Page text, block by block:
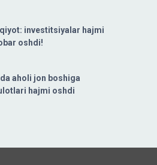
investitsiyalar hajmi
oshdi!
aholi jon boshiga
hajmi oshdi